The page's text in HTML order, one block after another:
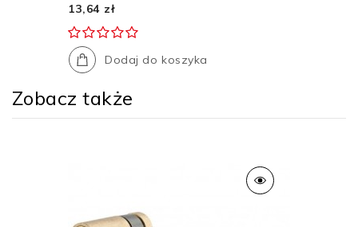
13,64 zł
Dodaj do koszyka
Zobacz także